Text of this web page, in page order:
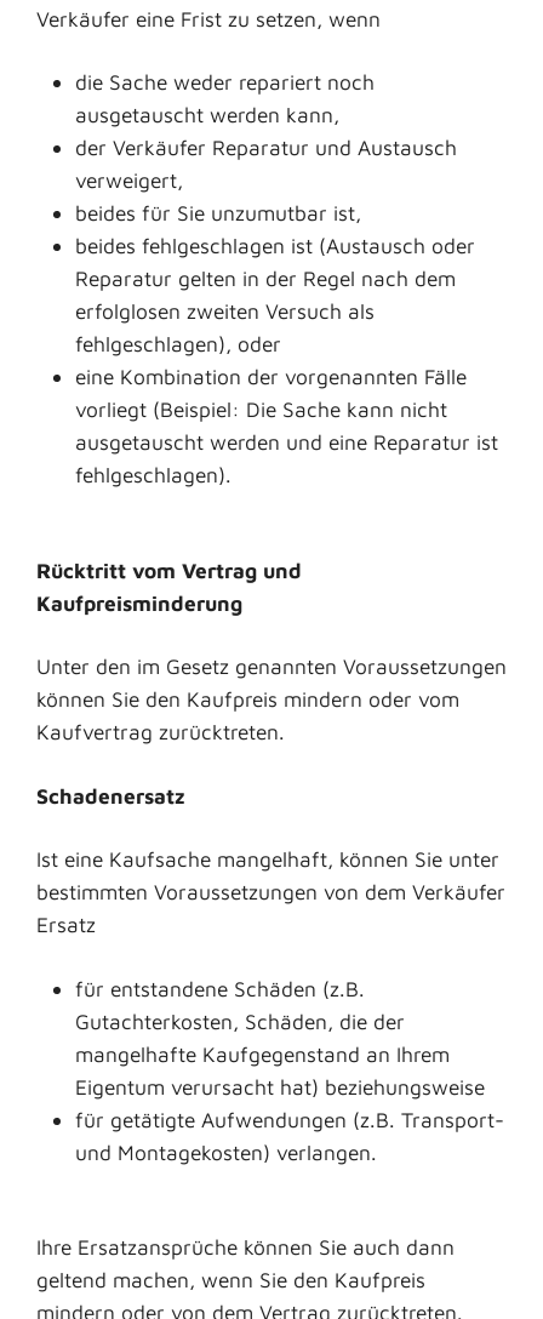
Verkäufer eine Frist zu setzen, wenn
die Sache weder repariert noch
ausgetauscht werden kann,
der Verkäufer Reparatur und Austausch
verweigert,
beides für Sie unzumutbar ist,
beides fehlgeschlagen ist (Austausch oder
Reparatur gelten in der Regel nach dem
erfolglosen zweiten Versuch als
fehlgeschlagen), oder
eine Kombination der vorgenannten Fälle
vorliegt (Beispiel: Die Sache kann nicht
ausgetauscht werden und eine Reparatur ist
fehlgeschlagen).
Rücktritt vom Vertrag und
Kaufpreisminderung
Unter den im Gesetz genannten Voraussetzungen
können Sie den Kaufpreis mindern oder vom
Kaufvertrag zurücktreten.
Schadenersatz
Ist eine Kaufsache mangelhaft, können Sie unter
bestimmten Voraussetzungen von dem Verkäufer
Ersatz
für entstandene Schäden (z.B.
Gutachterkosten, Schäden, die der
mangelhafte Kaufgegenstand an Ihrem
Eigentum verursacht hat) beziehungsweise
für getätigte Aufwendungen (z.B. Transport-
und Montagekosten) verlangen.
Ihre Ersatzansprüche können Sie auch dann
geltend machen, wenn Sie den Kaufpreis
mindern oder von dem Vertrag zurücktreten.